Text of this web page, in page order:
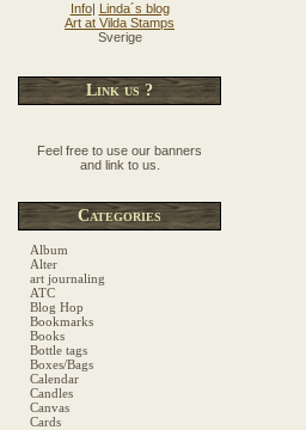
Info|
Linda´s blog
Art at Vilda Stamps
Sverige
Link us ?
Feel free to use our banners
and link to us.
Categories
Album
Alter
art journaling
ATC
Blog Hop
Bookmarks
Books
Bottle tags
Boxes/Bags
Calendar
Candles
Canvas
Cards